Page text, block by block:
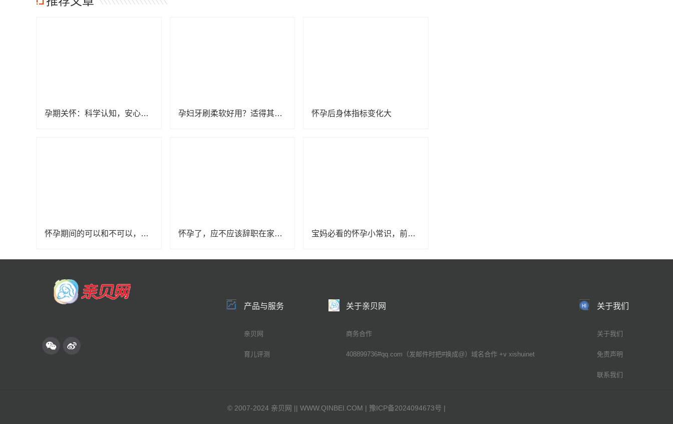
孕期关怀：科学认知，安心迎接新生命 孕妇牙刷柔软好用？适得其反！ 怀孕后身体指标变化大
怀孕期间的可以和不可以，建议收藏 怀孕了，应不应该辞职在家待产？ 宝妈必看的怀孕小常识，前五个月的注意事项
产品与服务
亲贝网
育儿评测
关于亲贝网
商务合作
408899736#qq.com（发邮件时把#换成@）域名合作 +v xishuinet
关于我们
关于我们
免责声明
联系我们
© 2007-2024 亲贝网 || WWW.QINBEI.COM | 豫ICP备2024094673号 |